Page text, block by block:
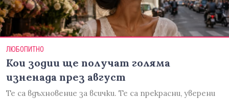
ЛЮБОПИТНО
Кои зодии ще получат голяма
изненада през август
Те са вдъхновение за всички. Те са прекрасни, уверени